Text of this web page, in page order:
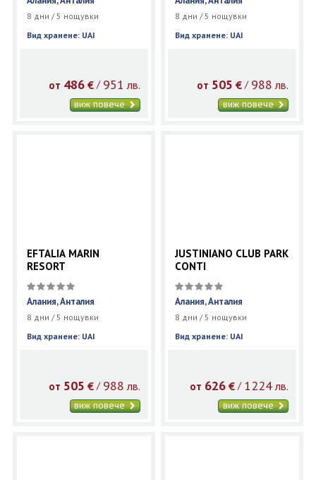
8 дни / 5 нощувки
Вид хранене: UAI
от 486 €/ 951 лв.
виж повече
8 дни / 5 нощувки
Вид хранене: UAI
от 505 € / 988 лв.
виж повече
EFTALIA MARIN
RESORT
Алания, Анталия
8 дни / 5 нощувки
Вид хранене: UAI
от 505 €/ 988 лв.
виж повече
JUSTINIANO CLUB PARK
CONTI
Алания, Анталия
8 дни / 5 нощувки
Вид хранене: UAI
от 626 € / 1224 лв.
виж повече